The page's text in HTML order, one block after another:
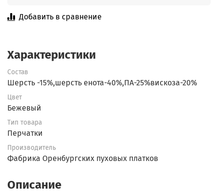
Добавить в сравнение
Характеристики
Состав
Шерсть -15%,шерсть енота-40%,ПА-25%вискоза-20%
Цвет
Бежевый
Тип товара
Перчатки
Производитель
Фабрика Оренбургских пуховых платков
Описание